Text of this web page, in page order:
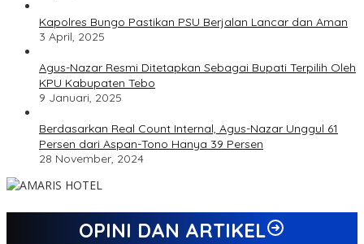
Kapolres Bungo Pastikan PSU Berjalan Lancar dan Aman
3 April, 2025
Agus-Nazar Resmi Ditetapkan Sebagai Bupati Terpilih Oleh
KPU Kabupaten Tebo
9 Januari, 2025
Berdasarkan Real Count Internal, Agus-Nazar Unggul 61
Persen dari Aspan-Tono Hanya 39 Persen
28 November, 2024
OPINI DAN ARTIKEL